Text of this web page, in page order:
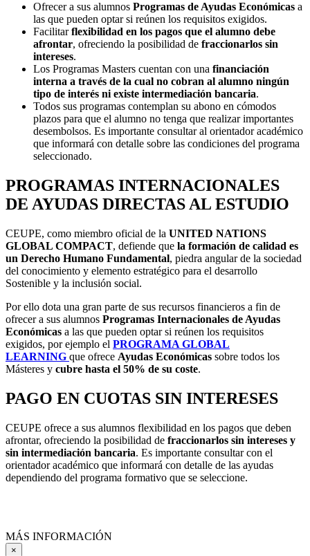
Ofrecer a sus alumnos Programas de Ayudas Económicas a
las que pueden optar si reúnen los requisitos exigidos.
Facilitarflexibilidad en los pagos que el alumno debe
afrontar, ofreciendo la posibilidad de fraccionarlos sin
intereses.
Los Programas Masters cuentan con una financiación
interna a través de la cual no cobran al alumno ningún
tipo de interés ni existe intermediación bancaria.
Todos sus programas contemplan su abono en cómodos
plazos para que el alumno no tenga que realizar importantes
desembolsos. Es importante consultar al orientador académico
que informará con detalle sobre las condiciones del programa
seleccionado.
PROGRAMAS INTERNACIONALES
DE AYUDAS DIRECTAS AL ESTUDIO
CEUPE, como miembro oficial de la UNITED NATIONS
GLOBAL COMPACT, defiende que la formación de calidad es
un Derecho Humano Fundamental, piedra angular de la sociedad
del conocimiento y elemento estratégico para el desarrollo
Sostenible y la inclusión social.
Por ello dota una gran parte de sus recursos financieros a fin de
ofrecer a sus alumnos Programas Internacionales de Ayudas
Económicas a las que pueden optar si reúnen los requisitos
exigidos, por ejemplo el PROGRAMA GLOBAL
LEARNING que ofrece Ayudas Económicas sobre todos los
Másteres y cubre hasta el 50% de su coste.
PAGO EN CUOTAS SIN INTERESES
CEUPE ofrece a sus alumnos flexibilidad en los pagos que deben
afrontar, ofreciendo la posibilidad de fraccionarlos sin intereses y
sin intermediación bancaria. Es importante consultar con el
orientador académico que informará con detalle de las ayudas
dependiendo del programa formativo que se seleccione.
MÁS INFORMACIÓN
×